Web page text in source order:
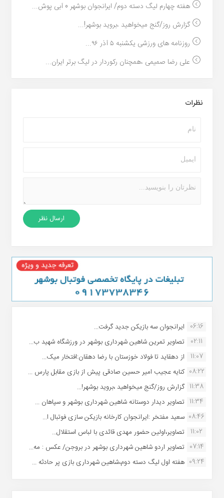
هفته چهارم لیگ دسته دوم/ ایرانجوان بوشهر 0 آبی پوش...
گزارش روز/گنج میخواهید ،بروید بوشهر!...
روزنامه های ورزشی یکشنبه ۵ آذر ۹۶...
علی رضا صمیمی ،همچنان رکوردار در لیگ برتر ایران...
نظرات
06:16 ایرانجوان سه بازیکن جدید گرفت...
02:11
تصاویر تمرین شاهین شهردارى بوشهر در ورزشگاه شهید ب...
11:07
از دهقاید تا فولاد خوزستان با رضا دهقان:افتخار میک...
08:22 کنایه عجیب امیر حسین صادقی پیش از بازی مقابل پارس ...
11:38 گزارش روز/گنج میخواهید ،بروید بوشهر!...
11:34 تصاویر دیدار دوستانه شاهین شهردارى بوشهر و سپاهان ...
08:46 سعید مفتخر :ایرانجوان کارخانه بازیکن سازی فوتبال ا...
11:02
تصاویر،اولین حضور مهدی قائدی با لباس استقلال...
07:14 تصاویر اردو شاهین شهرداری بوشهر در بروجن/ عکس : مه...
09:24 هفته اول لیگ دسته دوم،شاهین شهرداری بازی پر حادثه ...